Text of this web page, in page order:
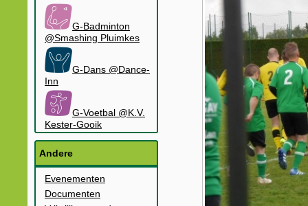
G-Badminton
@Smashing Pluimkes
G-Dans @Dance-
Inn
G-Voetbal @K.V.
Kester-Gooik
Andere
Evenementen
Documenten